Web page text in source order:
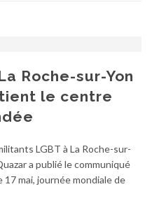
Roche-sur-Yon
le centre
LGBT à La Roche-sur-
a publié le communiqué
17 mai, journée mondiale de